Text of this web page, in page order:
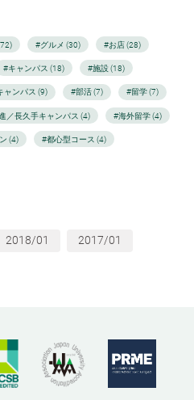
#グルメ (30) #お店 (28)
#キャンパス (18) #施設 (18)
ャンパス (9) #部活 (7) #留学 (7)
／長久手キャンパス (4) #海外留学 (4)
(4) #都心型コース (4)
2018/01 2017/01